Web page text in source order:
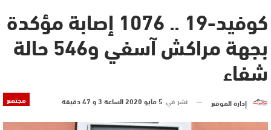
كوفيد-19 .. 1076 إصابة مؤكدة
بجهة مراكش آسفي و546 حالة
شفاء
مجتمع إدارة الموقع نشر في 5 مايو 2020 الساعة 3 و 47 دقيقة